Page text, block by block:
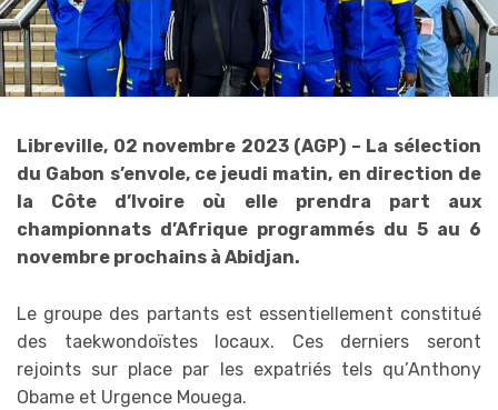
Libreville, 02 novembre 2023 (AGP) – La sélection
du Gabon s’envole, ce jeudi matin, en direction de
la Côte d’Ivoire où elle prendra part aux
championnats d’Afrique programmés du 5 au 6
novembre prochains à Abidjan.
Le groupe des partants est essentiellement constitué
des taekwondoïstes locaux. Ces derniers seront
rejoints sur place par les expatriés tels qu’Anthony
Obame et Urgence Mouega.